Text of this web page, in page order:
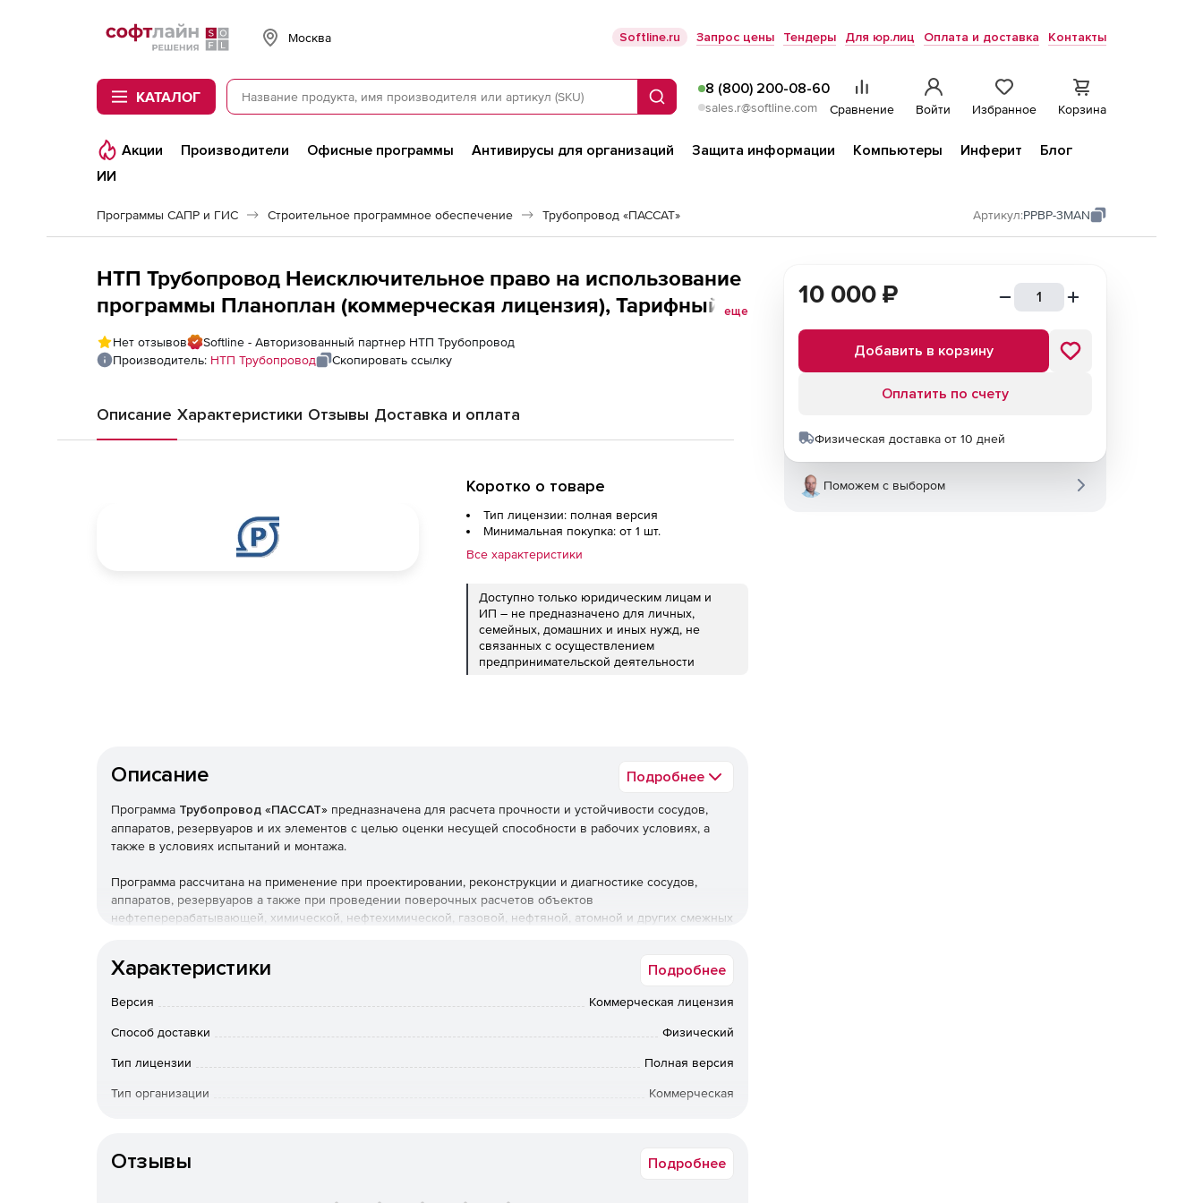
Softline
Москва Softline.ru Запрос цены Тендеры Для юр.лиц Оплата и доставка Контакты
КАТАЛОГ Поиск
8 (800) 200-08-60
sales.r@softline.com Сравнение Войти Избранное Корзина
Акции Производители Офисные программы Антивирусы для организаций Защита информации Компьютеры Инферит
Блог
ИИ
Программы САПР и ГИС Строительное программное обеспечение Трубопровод «ПАССАТ» Артикул:PPBP-3MAN
НТП Трубопровод Неисключительное право на использование
программы Планоплан (коммерческая лицензия), Тарифный
план Бизнес сроком на 3 месяца, дополнительное рабочее
место
еще
Нет отзывов
Softline - Авторизованный партнер НТП Трубопровод
Производитель: НТП Трубопровод Скопировать ссылку
Описание Характеристики Отзывы Доставка и оплата
Коротко о товаре
Тип лицензии: полная версия
Минимальная покупка: от 1 шт.
Все характеристики
Доступно только юридическим лицам и
ИП – не предназначено для личных,
семейных, домашних и иных нужд, не
связанных с осуществлением
предпринимательской деятельности
Описание Подробнее
Программа Трубопровод «ПАССАТ» предназначена для расчета прочности и устойчивости сосудов,
аппаратов, резервуаров и их элементов с целью оценки несущей способности в рабочих условиях, а
также в условиях испытаний и монтажа.
Программа рассчитана на применение при проектировании, реконструкции и диагностике сосудов,
аппаратов, резервуаров а также при проведении поверочных расчетов объектов
нефтеперерабатывающей, химической, нефтехимической, газовой, нефтяной, атомной и других смежных
ПАССАТ позволяет рассчитывать различные виды оборудования:
Расчет прочности и устойчивости горизонтальных и вертикальных сосудов и аппаратов по
В базовый модуль включены расчеты элементов сосудов высокого давления (ГОСТ Р 54522, ГОСТ
Характеристики Подробнее
Версия Коммерческая лицензия
Способ доставки Физический
Тип лицензии Полная версия
Тип организации Коммерческая
Особенности доставки
вопросам приобретения предыдущих коробочных версий обращайтесь к
менеджерам Softline.
Отзывы Подробнее
10 000 ₽
Добавить в корзину
Оплатить по счету
Физическая доставка от 10 дней
Поможем с выбором